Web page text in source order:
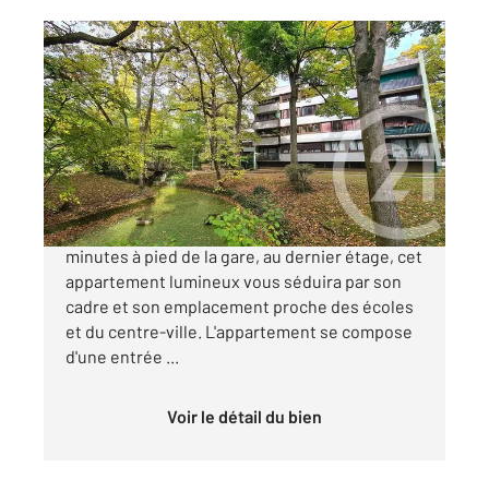
MERY SUR OISE 95
66,46 m2, 3 pièces
Ref : 1866
Appartement F3 à vendre
262 000 €
CENTURY 21 Auréa vous présente à quelques
minutes à pied de la gare, au dernier étage, cet
appartement lumineux vous séduira par son
cadre et son emplacement proche des écoles
et du centre-ville. L'appartement se compose
d'une entrée ...
Voir le détail du bien